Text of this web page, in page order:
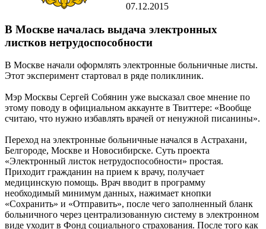
07.12.2015
В Москве началась выдача электронных
листков нетрудоспособности
В Москве начали оформлять электронные больничные листы.
Этот эксперимент стартовал в ряде поликлиник.
Мэр Москвы Сергей Собянин уже высказал свое мнение по
этому поводу в официальном аккаунте в Твиттере: «Вообще
считаю, что нужно избавлять врачей от ненужной писанины».
Переход на электронные больничные начался в Астрахани,
Белгороде, Москве и Новосибирске. Суть проекта
«Электронный листок нетрудоспособности» простая.
Приходит гражданин на прием к врачу, получает
медицинскую помощь. Врач вводит в программу
необходимый минимум данных, нажимает кнопки
«Сохранить» и «Отправить», после чего заполненный бланк
больничного через централизованную систему в электронном
виде уходит в Фонд социального страхования. После того как